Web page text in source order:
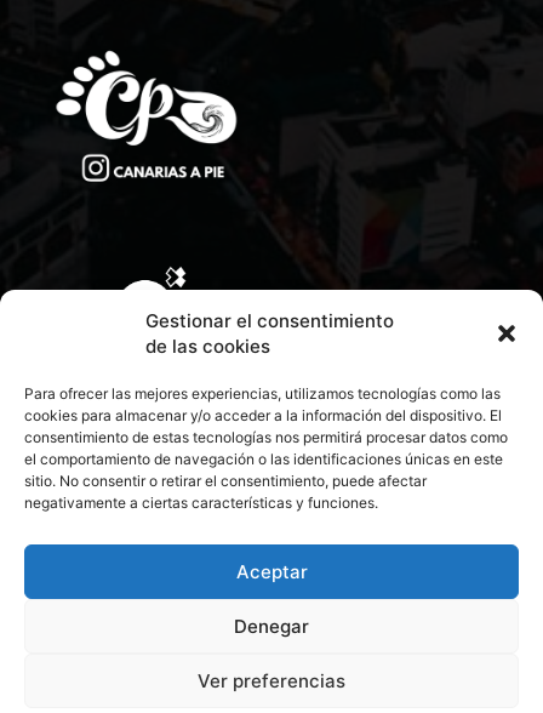
Gestionar el consentimiento
de las cookies
Para ofrecer las mejores experiencias, utilizamos tecnologías como las
cookies para almacenar y/o acceder a la información del dispositivo. El
consentimiento de estas tecnologías nos permitirá procesar datos como
el comportamiento de navegación o las identificaciones únicas en este
sitio. No consentir o retirar el consentimiento, puede afectar
negativamente a ciertas características y funciones.
Aceptar
Denegar
Ver preferencias
CONTACTA CON NOSOTROS